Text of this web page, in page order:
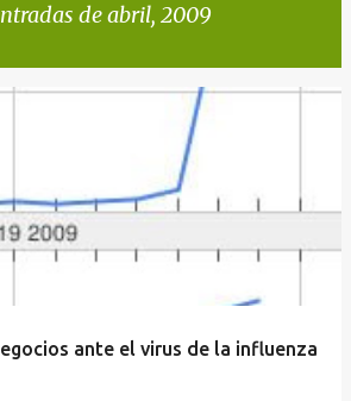
de abril, 2009
ante el virus de la influenza